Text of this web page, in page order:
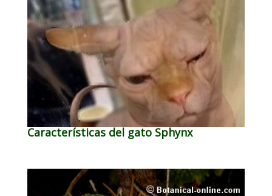
Características del gato Sphynx